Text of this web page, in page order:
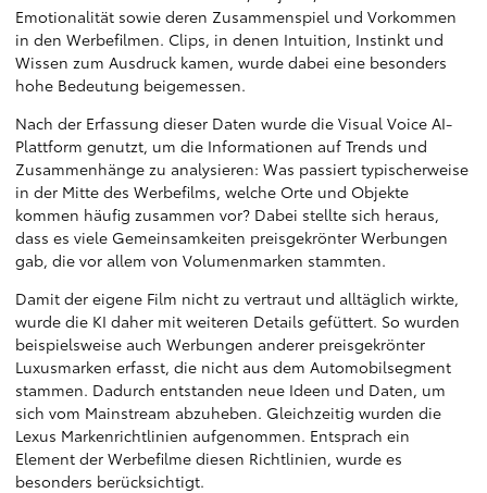
Emotionalität sowie deren Zusammenspiel und Vorkommen
in den Werbefilmen. Clips, in denen Intuition, Instinkt und
Wissen zum Ausdruck kamen, wurde dabei eine besonders
hohe Bedeutung beigemessen.
Nach der Erfassung dieser Daten wurde die Visual Voice AI-
Plattform genutzt, um die Informationen auf Trends und
Zusammenhänge zu analysieren: Was passiert typischerweise
in der Mitte des Werbefilms, welche Orte und Objekte
kommen häufig zusammen vor? Dabei stellte sich heraus,
dass es viele Gemeinsamkeiten preisgekrönter Werbungen
gab, die vor allem von Volumenmarken stammten.
Damit der eigene Film nicht zu vertraut und alltäglich wirkte,
wurde die KI daher mit weiteren Details gefüttert. So wurden
beispielsweise auch Werbungen anderer preisgekrönter
Luxusmarken erfasst, die nicht aus dem Automobilsegment
stammen. Dadurch entstanden neue Ideen und Daten, um
sich vom Mainstream abzuheben. Gleichzeitig wurden die
Lexus Markenrichtlinien aufgenommen. Entsprach ein
Element der Werbefilme diesen Richtlinien, wurde es
besonders berücksichtigt.